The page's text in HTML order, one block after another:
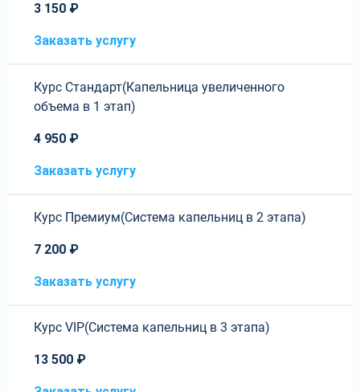
3 150 ₽
Заказать услугу
Курс Стандарт(Капельница увеличенного
объема в 1 этап)
4 950 ₽
Заказать услугу
Курс Премиум(Система капельниц в 2 этапа)
7 200 ₽
Заказать услугу
Курс VIP(Система капельниц в 3 этапа)
13 500 ₽